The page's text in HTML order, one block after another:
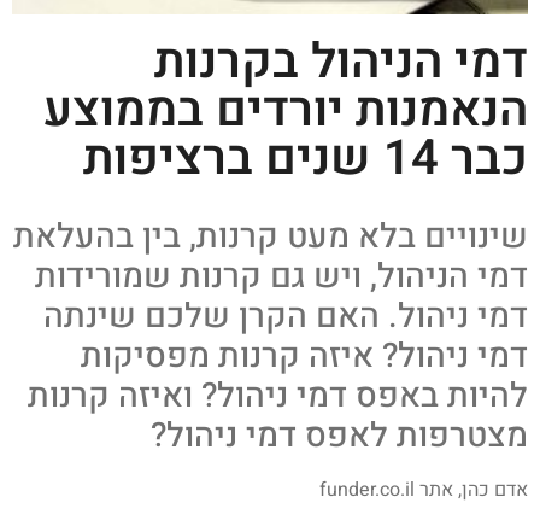
דמי הניהול בקרנות
הנאמנות יורדים בממוצע
כבר 14 שנים ברציפות
שינויים בלא מעט קרנות, בין בהעלאת
דמי הניהול, ויש גם קרנות שמורידות
דמי ניהול. האם הקרן שלכם שינתה
דמי ניהול? איזה קרנות מפסיקות
להיות באפס דמי ניהול? ואיזה קרנות
מצטרפות לאפס דמי ניהול?
אדם כהן, אתר funder.co.il